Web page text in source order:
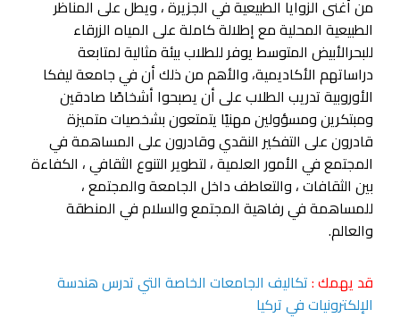
من أغنى الزوايا الطبيعية في الجزيرة ، ويطل على المناظر
الطبيعية المحلية مع إطلالة كاملة على المياه الزرقاء
للبحرالأبيض المتوسط يوفر للطلاب بيئة مثالية لمتابعة
دراساتهم الأكاديمية، والأهم من ذلك أن في جامعة ليفكا
الأوروبية تدريب الطلاب على أن يصبحوا أشخاصًا صادقين
ومبتكرين ومسؤولين مهنيًا يتمتعون بشخصيات متميزة
قادرون على التفكير النقدي وقادرون على المساهمة في
المجتمع في الأمور العلمية ، لتطوير التنوع الثقافي ، الكفاءة
بين الثقافات ، والتعاطف داخل الجامعة والمجتمع ،
للمساهمة في رفاهية المجتمع والسلام في المنطقة
والعالم.
قد يهمك :تكاليف الجامعات الخاصة التي تدرس هندسة
الإلكترونيات في تركيا